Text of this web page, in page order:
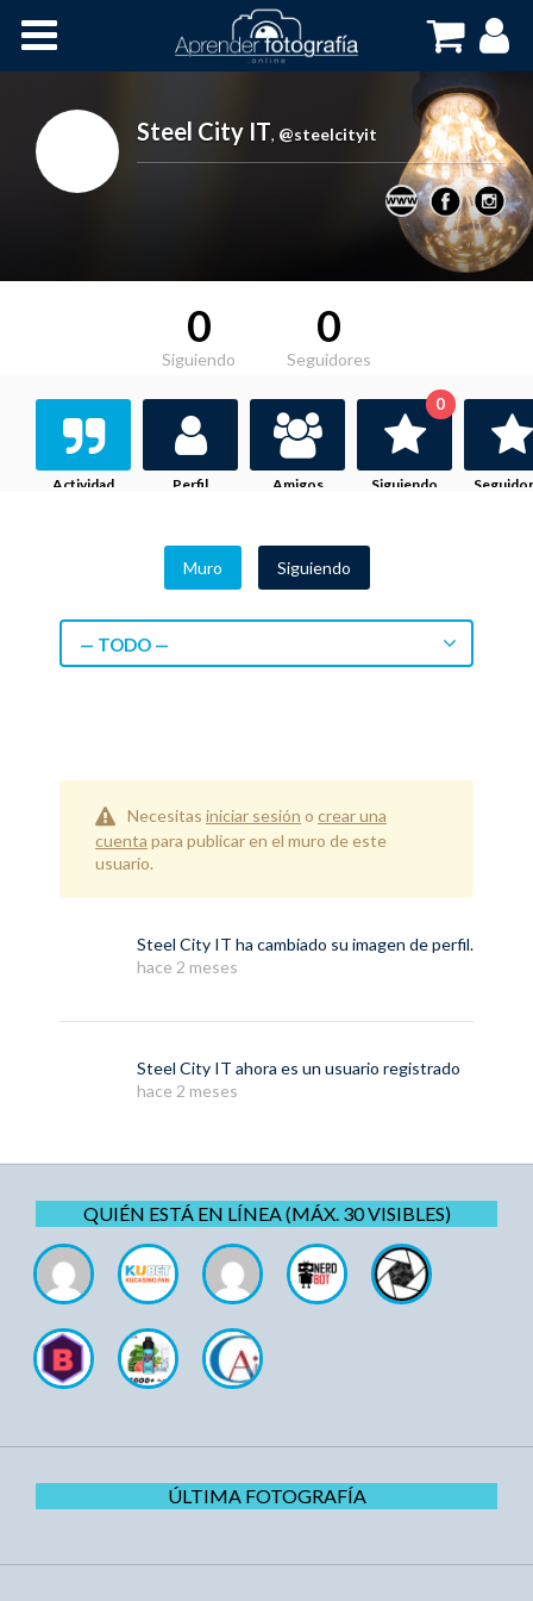
Cursos OnLine
Steel City IT, @steelcityit
0
Siguiendo
0
Seguidores
Actividad Perfil Amigos Siguiendo
0
Muro Siguiendo
— TODO —
Necesitas iniciar sesión o crear una
cuenta para publicar en el muro de este
usuario.
Steel City IT ha cambiado su imagen de perfil.
hace 2 meses
Steel City IT ahora es un usuario registrado
hace 2 meses
QUIÉN ESTÁ EN LÍNEA (MÁX. 30 VISIBLES)
ÚLTIMA FOTOGRAFÍA